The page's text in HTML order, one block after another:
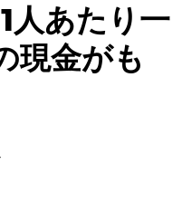
人あたり一
現金がも